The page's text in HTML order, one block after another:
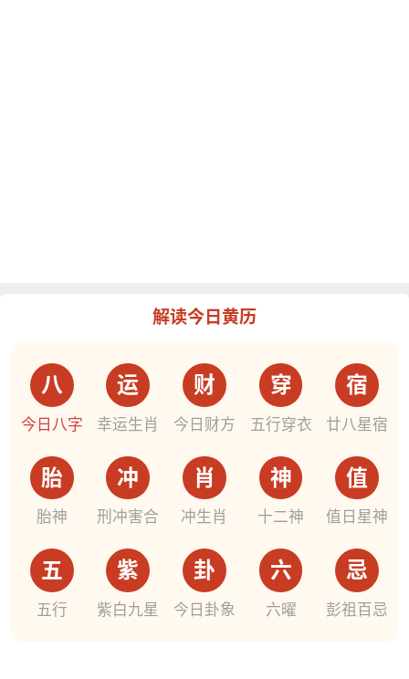
解读今日黄历
八
今日八字
运
幸运生肖
财
今日财方
穿
五行穿衣
宿
廿八星宿
胎
胎神
冲
刑冲害合
肖
冲生肖
神
十二神
值
值日星神
五
五行
紫
紫白九星
卦
今日卦象
六
六曜
忌
彭祖百忌